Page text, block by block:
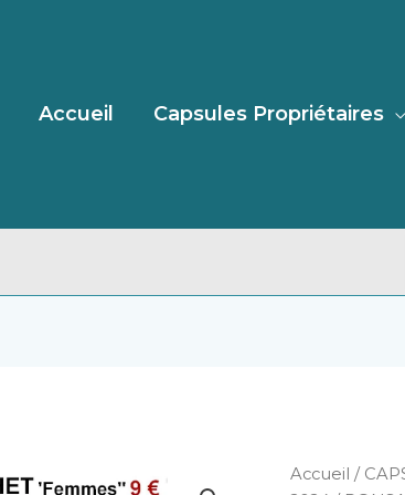
Accueil Capsules Propriétaires
Accueil /
quantité